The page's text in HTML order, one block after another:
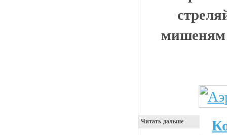
мишеням
Читать дальше